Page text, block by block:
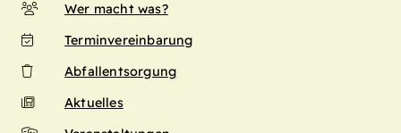
Wer macht was?
Terminvereinbarung
Abfallentsorgung
Aktuelles